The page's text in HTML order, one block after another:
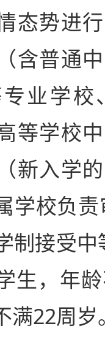
态势进
含普通
业学校
等学校
新入学
学校负责
制接受
生，年
满22周岁